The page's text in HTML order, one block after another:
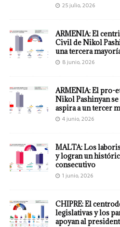
25 julio, 2026
ARMENIA: El
Civil de Nikol
una tercera
8 junio, 2026
ARMENIA: El pro-
Nikol Pashinyan
aspira a un tercer
4 junio, 2026
MALTA: Los
y logran un
consecutivo
1 junio, 2026
CHIPRE: El
legislativas y los
apoyan al